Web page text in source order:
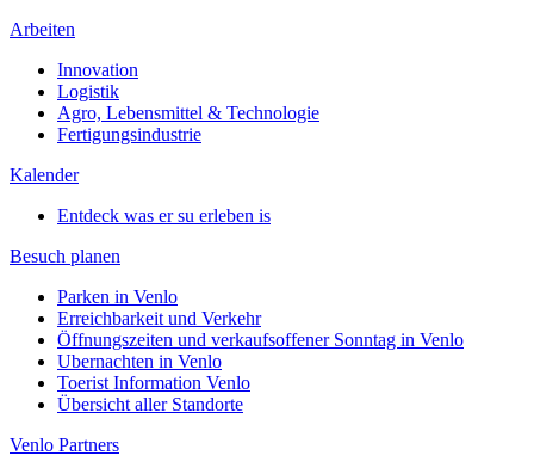
Arbeiten
Innovation
Logistik
Agro, Lebensmittel & Technologie
Fertigungsindustrie
Kalender
Entdeck was er su erleben is
Besuch planen
Parken in Venlo
Erreichbarkeit und Verkehr
Öffnungszeiten und verkaufsoffener Sonntag in Venlo
Ubernachten in Venlo
Toerist Information Venlo
Übersicht aller Standorte
Venlo Partners